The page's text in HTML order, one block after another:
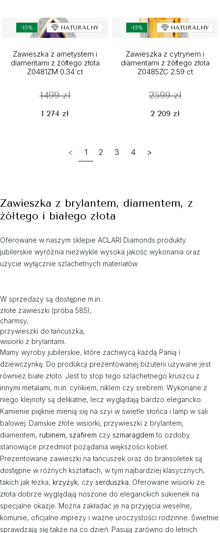
-15% NATURALNY
Zawieszka z ametystem i
diamentami z żółtego złota
Z0481ZM 0.34 ct
1499 zł
1 274 zł
-15% NATURALNY
Zawieszka z cytrynem i
diamentami z żółtego złota
Z0485ZC 2.59 ct
2599 zł
2 209 zł
< 1 2 3 4 >
Zawieszka z brylantem, diamentem, z
żółtego i białego złota
Oferowane w naszym sklepie ACLARI Diamonds produkty
jubilerskie wyróżnia niezwykle wysoka jakość wykonania oraz
użycie wyłącznie szlachetnych materiałów.
W sprzedaży są dostępne m.in.:
złote zawieszki (próba 585),
charmsy,
przywieszki do łańcuszka,
wisiorki z brylantami.
Mamy wyroby jubilerskie, które zachwycą każdą Panią i
dziewczynkę. Do produkcji prezentowanej biżuterii używane jest
również białe złoto. Jest to stop tego szlachetnego kruszcu z
innymi metalami, m.in. cynkiem, niklem czy srebrem. Wykonane z
niego klejnoty są delikatne, lecz wyglądają bardzo elegancko.
Kamienie pięknie mienią się na szyi w świetle słońca i lamp w sali
balowej. Damskie złote wisiorki, przywieszki z brylantem,
diamentem, rubinem, szafirem czy szmaragdem to ozdoby
stanowiące przedmiot pożądania większości kobiet.
Prezentowane zawieszki na łańcuszek oraz do bransoletek są
dostępne w różnych kształtach, w tym najbardziej klasycznych,
takich jak łezka, krzyżyk, czy serduszka. Oferowane wisiorki ze
złota dobrze wyglądają noszone do eleganckich sukienek na
specjalne okazje. Można zakładać je na przyjęcia weselne,
komunie, oficjalne imprezy i ważne uroczystości rodzinne. Świetnie
sprawdzają się także na co dzień. Pasują zarówno do letnich